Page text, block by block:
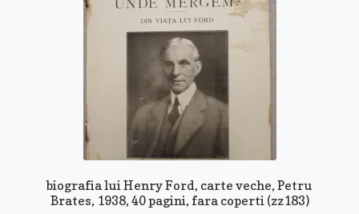
biografia lui Henry Ford, carte veche, Petru
Brates, 1938, 40 pagini, fara coperti (zz183)